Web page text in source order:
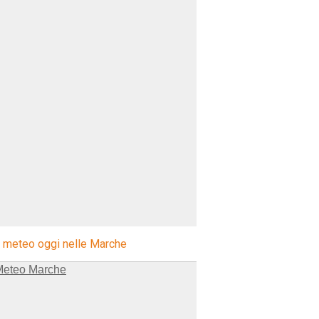
meteo oggi nelle Marche